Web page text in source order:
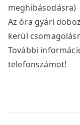
meghibásodásra)
Az óra gyári
kerül
További
telefonszámot!